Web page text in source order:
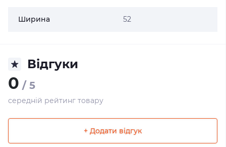
Ширина 52
Відгуки
0 / 5
середній рейтинг товару
+ Додати відгук